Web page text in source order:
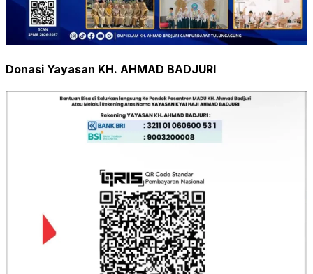
Donasi Yayasan KH. AHMAD BADJURI